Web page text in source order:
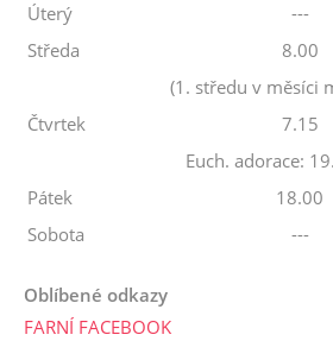
Úterý
---
Středa
8.00
(1. středu v měsíci
Čtvrtek
7.15
Euch. adorace:
Pátek
18.00
Sobota
---
Oblíbené odkazy
FARNÍ FACEBOOK